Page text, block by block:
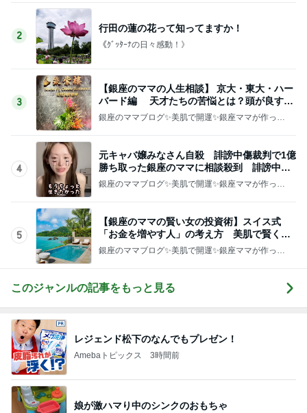
2
行田の蓮の花って知ってますか！
《ｸﾞｯﾀｰﾅの日々感動！》
3
【銀座のママの人生相談】 京大・東大・ハー
バード編 天才たちの苦悩とは？頭が良すぎ
て悩む人
銀座のママブログ✨美肌で開運✨銀座ママが作った
4
元キャバ嬢みなさん自殺 誹謗中傷裁判で1億
勝ち取った銀座のママに相談殺到 誹謗中傷
は正義じゃない
銀座のママブログ✨美肌で開運✨銀座ママが作った
5
【銀座のママの賢い女の投資術】スイス式
「お金を増やす人」の考え方 美肌で賢く金
運UP これが正解
銀座のママブログ✨美肌で開運✨銀座ママが作った
このジャンルの記事をもっと見る
レジェンド松下のなんでもプレゼン！
Amebaトピックス 3時間前
娘が激ハマり中のシンクのおもちゃ